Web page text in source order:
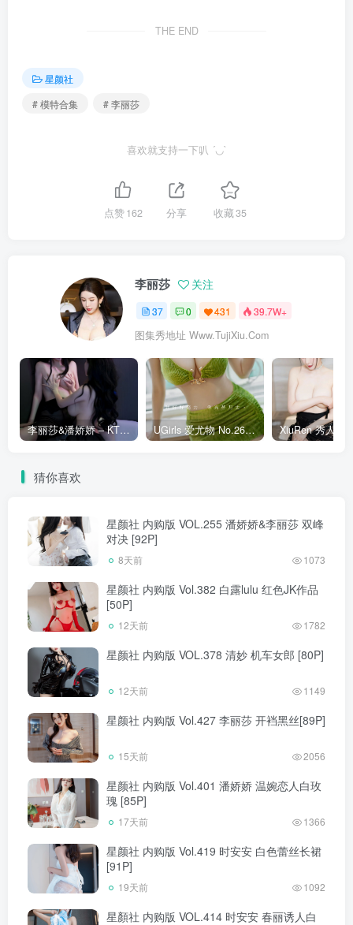
THE END
星颜社
# 模特合集
# 李丽莎
喜欢就支持一下叭 ´◡`
点赞162 分享 收藏35
李丽莎 关注
37 0 431 39.7W+
图集秀地址 Www.TujiXiu.Com
李丽莎&潘娇娇 – KTV大冒险 [91P] UGirls 爱尤物 No.2636 李丽莎 箴言 [35P]
猜你喜欢
星颜社 内购版 VOL.255 潘娇娇&李丽莎 双峰
对决 [92P]
8天前 1073
星颜社 内购版 Vol.382 白露lulu 红色JK作品
[50P]
12天前 1782
星颜社 内购版 VOL.378 清妙 机车女郎 [80P]
12天前 1149
星颜社 内购版 Vol.427 李丽莎 开裆黑丝[89P]
15天前 2056
星颜社 内购版 Vol.401 潘娇娇 温婉恋人白玫
瑰 [85P]
17天前 1366
星颜社 内购版 Vol.419 时安安 白色蕾丝长裙
[91P]
19天前 1092
星顏社 内购版 VOL.414 时安安 春丽诱人白